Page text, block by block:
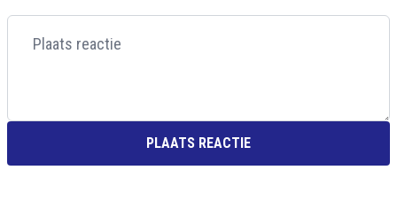
PLAATS REACTIE